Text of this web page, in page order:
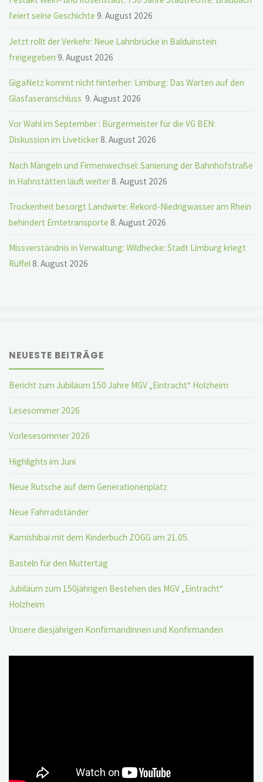
feiert seine Geschichte 9. August 2026
Jetzt rollt der Verkehr: Neue Lahnbrücke in Balduinstein
freigegeben 9. August 2026
GigaNetz kommt nicht hinterher: Limburg: Das Warten auf den
Glasfaseranschluss 9. August 2026
Vor Wahl im September : Bürgermeister für die VG BEN:
Diskussion im Liveticker8. August 2026
Nach Mängeln und Firmenwechsel: Sanierung der Bahnhofstraße
in Hahnstätten läuft weiter8. August 2026
Trockenheit besorgt Landwirte: Rekord-Niedrigwasser am Rhein
behindert Erntetransporte 8. August 2026
Missverständnis in Verwaltung: Wildhecke: Stadt Limburg kriegt
Rüffel8. August 2026
NEUESTE BEITRÄGE
Bericht zum Jubiläum 150 Jahre MGV „Eintracht“ Holzheim
Lesesommer 2026
Vorlesesommer 2026
Highlights im Juni
Neue Rutsche auf dem Generationenplatz
Neue Fahrradständer
Kamishibai mit dem Kinderbuch ZOGG am 21.05.
Basteln für den Muttertag
Jubiläum zum 150jährigen Bestehen des MGV „Eintracht“
Holzheim
Unsere diesjährigen Konfirmandinnen und Konfirmanden